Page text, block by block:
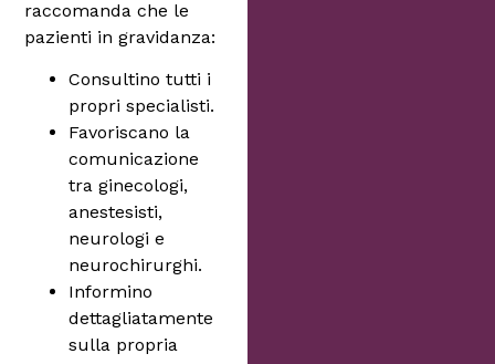
raccomanda che le
pazienti in gravidanza:
Consultino tutti i
propri specialisti.
Favoriscano la
comunicazione
tra ginecologi,
anestesisti,
neurologi e
neurochirurghi.
Informino
dettagliatamente
sulla propria